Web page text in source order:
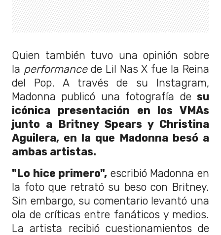
Quien también tuvo una opinión sobre
la performance de Lil Nas X fue la Reina
del Pop. A través de su Instagram,
Madonna publicó una fotografía de su
icónica presentación en los VMAs
junto a Britney Spears y Christina
Aguilera, en la que Madonna besó a
ambas artistas.
"Lo hice primero", escribió Madonna en
la foto que retrató su beso con Britney.
Sin embargo, su comentario levantó una
ola de críticas entre fanáticos y medios.
La artista recibió cuestionamientos de